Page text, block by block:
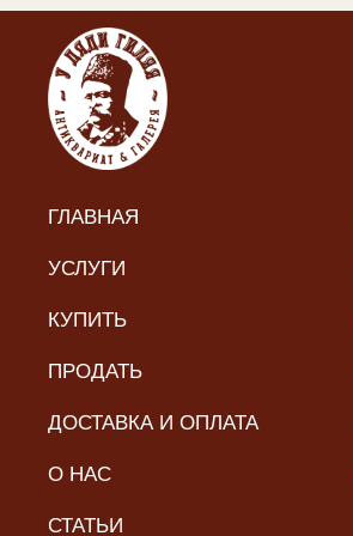
ГЛАВНАЯ
УСЛУГИ
КУПИТЬ
ПРОДАТЬ
ДОСТАВКА И ОПЛАТА
О НАС
СТАТЬИ